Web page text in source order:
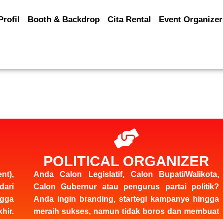
Booth & Backdrop Cita Rental Event Organizer
POLITICAL ORGANIZER
Anda Calon Legislatif, Calon Bupati/Walikota,
Calon Gubernur atau pengurus partai politik?
Anda ingin branding, startegi kampanye hingga
meraih sukses, namun tidak boros dan membuat